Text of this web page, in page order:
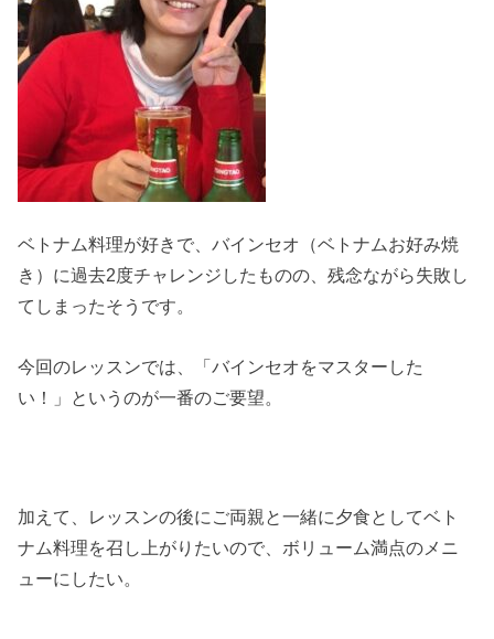
ベトナム料理が好きで、バインセオ（ベトナムお好み焼
き）に過去2度チャレンジしたものの、残念ながら失敗し
てしまったそうです。
今回のレッスンでは、「バインセオをマスターした
い！」というのが一番のご要望。
加えて、レッスンの後にご両親と一緒に夕食としてベト
ナム料理を召し上がりたいので、ボリューム満点のメニ
ューにしたい。